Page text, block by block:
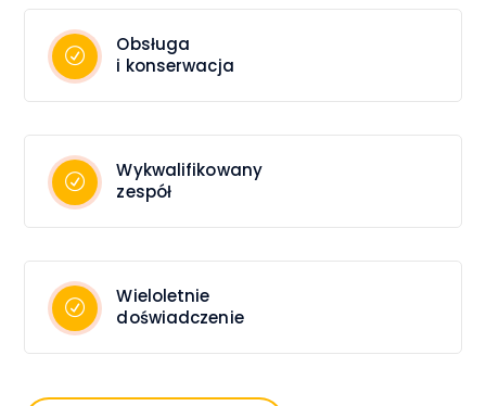
Obsługa
i konserwacja
Wykwalifikowany
zespół
Wieloletnie
doświadczenie